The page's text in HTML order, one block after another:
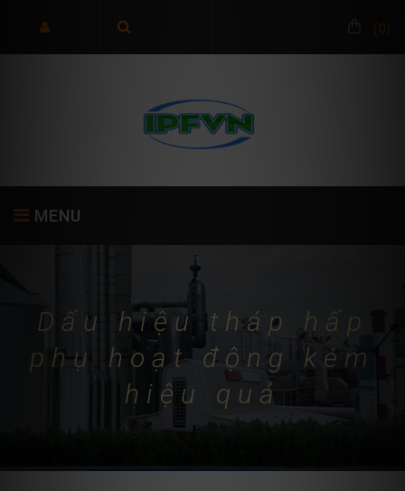
(0)
MENU
TRANG CHỦ GIỚI THIỆU SẢN PHẨM
BLOG LIÊN HỆ
Dấu hiệu tháp hấp
phụ hoạt động kém
hiệu quả